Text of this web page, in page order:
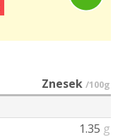
Znesek /100g
1.35 g